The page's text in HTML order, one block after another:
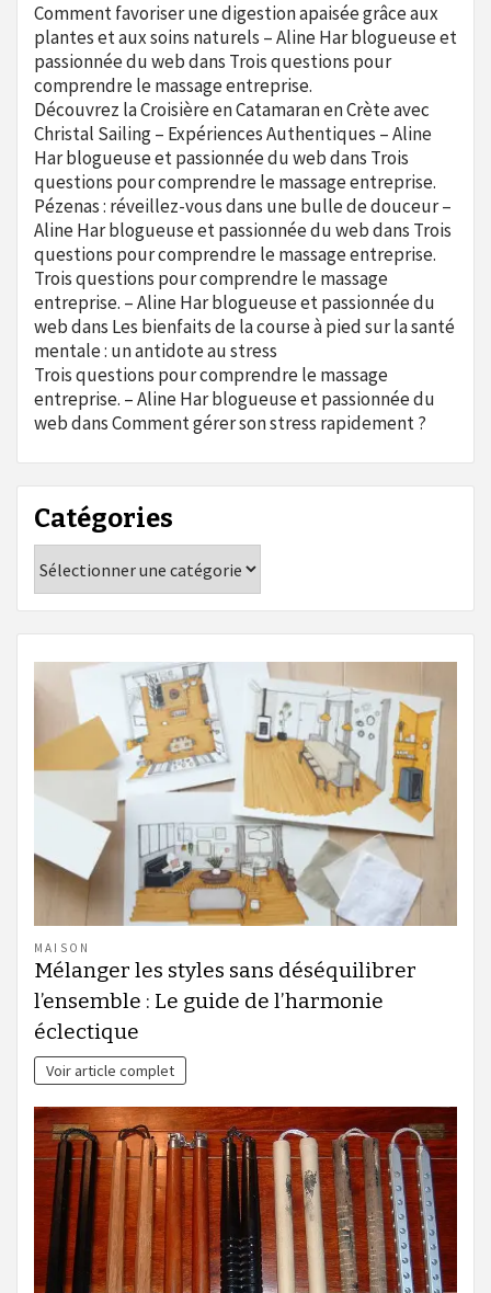
Comment favoriser une digestion apaisée grâce aux
plantes et aux soins naturels – Aline Har blogueuse et
passionnée du webdans Trois questions pour
comprendre le massage entreprise.
Découvrez la Croisière en Catamaran en Crète avec
Christal Sailing – Expériences Authentiques – Aline
Har blogueuse et passionnée du webdans Trois
questions pour comprendre le massage entreprise.
Pézenas : réveillez-vous dans une bulle de douceur –
Aline Har blogueuse et passionnée du webdans Trois
questions pour comprendre le massage entreprise.
Trois questions pour comprendre le massage
entreprise. – Aline Har blogueuse et passionnée du
webdans Les bienfaits de la course à pied sur la santé
mentale : un antidote au stress
Trois questions pour comprendre le massage
entreprise. – Aline Har blogueuse et passionnée du
webdansComment gérer son stress rapidement ?
Catégories
MAISON
Mélanger les styles sans déséquilibrer
l’ensemble : Le guide de l’harmonie
éclectique
Voir article complet